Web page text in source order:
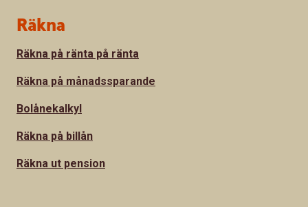
Sidfot
Räkna
Räkna på ränta på ränta
Räkna på månadssparande
Bolånekalkyl
Räkna på billån
Räkna ut pension